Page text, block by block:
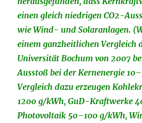
einen gleich niedrigen CO2-
wie Wind- und Solaranlagen.
einem ganzheitlichen Vergleich
Universität Bochum von 2007
Ausstoß bei der Kernenergie
Vergleich dazu erzeugen
1200 g/kWh, GuD-Kraftwerke
Photovoltaik 50–100 g/kWh,